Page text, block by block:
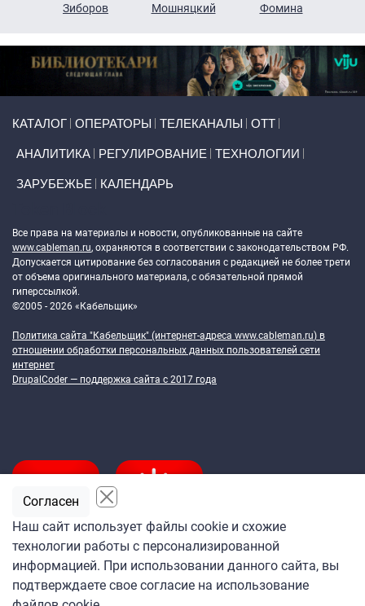
Зиборов
Мошняцкий
Фомина
КАТАЛОГ ОПЕРАТОРЫ ТЕЛЕКАНАЛЫ ОТТ
АНАЛИТИКА РЕГУЛИРОВАНИЕ ТЕХНОЛОГИИ
ЗАРУБЕЖЬЕ КАЛЕНДАРЬ
Все права на материалы и новости, опубликованные на сайте
www.cableman.ru, охраняются в соответствии с законодательством РФ.
Допускается цитирование без согласования с редакцией не более трети
от объема оригинального материала, с обязательной прямой
гиперссылкой.
©2005 - 2026 «Кабельщик»
Политика сайта "Кабельщик" (интернет-адреса www.cableman.ru) в
отношении обработки персональных данных пользователей сети
интернет
DrupalCoder — поддержка сайта c 2017 года
Подпишитесь
на ежедневную рассылку
«Кабельщика»
Наш сайт использует файлы cookie и схожие
технологии работы с персонализированной
информацией. При использовании данного сайта, вы
подтверждаете свое согласие на использование
Согласен